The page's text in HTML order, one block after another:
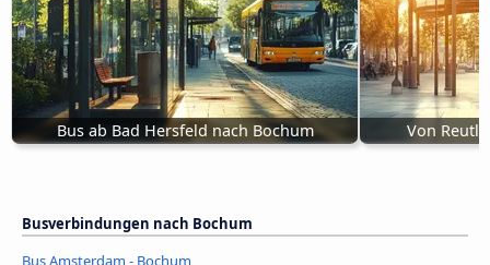
Bus ab Bad Hersfeld nach Bochum Von
Busverbindungen nach Bochum
Bus Amsterdam - Bochum